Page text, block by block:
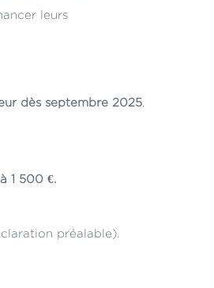
leurs
dès septembre 2025
1 500 €.
préalable).